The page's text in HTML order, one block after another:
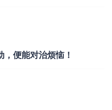
便能对治烦恼！